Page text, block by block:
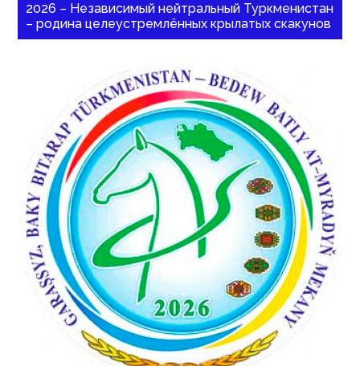
2026 – Независимый нейтральный Туркменистан
– родина целеустремлённых крылатых скакунов